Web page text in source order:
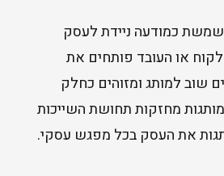
כמודעה ניידת לעסק
או העובד פותחים את
שוב למותג ומזוהים כחלק
מחזקות תחושת השייכות
את העסק בכל מפגש עסקי.